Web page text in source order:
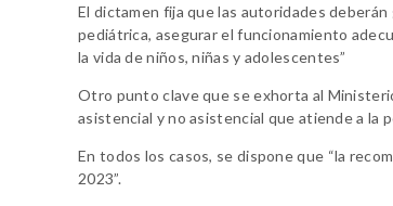
El dictamen fija que las autoridades
pediátrica, asegurar el funcionamiento
la vida de niños, niñas y adolescentes”
Otro punto clave que se exhorta al
asistencial y no asistencial que atiende a la
En todos los casos, se dispone que “la
2023”.